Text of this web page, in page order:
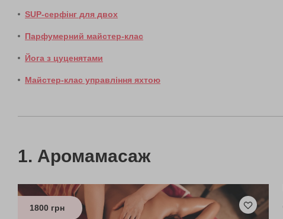
SUP-серфінг для двох
Парфумерний майстер-клас
Йога з цуценятами
Майстер-клас управління яхтою
Аромамасаж
1800 грн